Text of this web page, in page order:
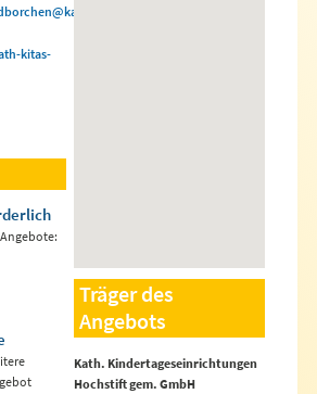
kitas-
Träger des
Angebots
Kath. Kindertageseinrichtungen
Hochstift gem. GmbH